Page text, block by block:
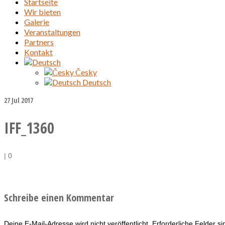
Wir bieten
Galerie
Veranstaltungen
Partners
Kontakt
Česky
Deutsch
27 Jul 2017
IFF_1360
| 0
Schreibe einen Kommentar
Deine E-Mail-Adresse wird nicht veröffentlicht. Erforderliche Felder